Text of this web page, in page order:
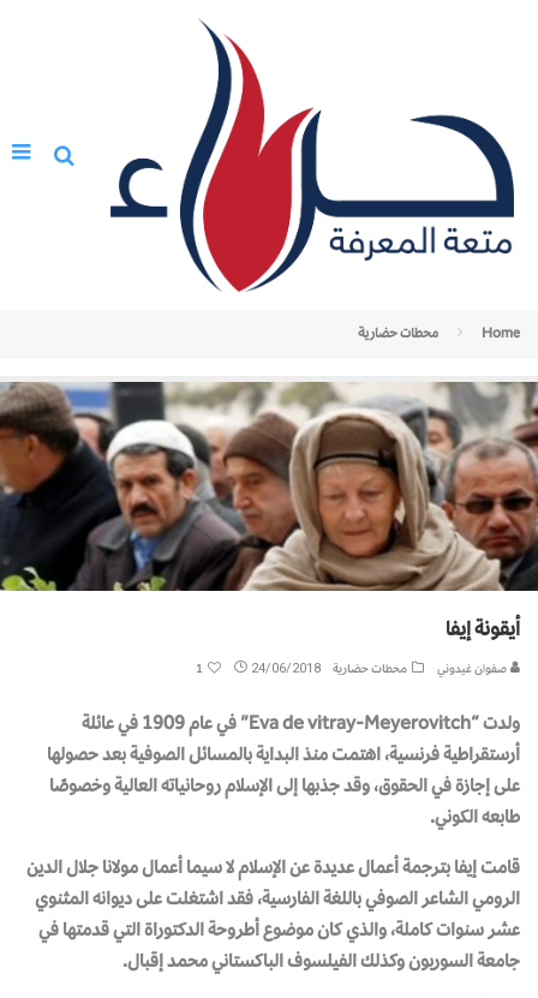
Home محطات حضارية
أيقونة إيفا
صفوان غيدوني محطات حضارية 24/06/2018
1
ولدت “Eva de vitray-Meyerovitch” في عام 1909 في عائلة
أرستقراطية فرنسية، اهتمت منذ البداية بالمسائل الصوفية بعد حصولها
على إجازة في الحقوق، وقد جذبها إلى الإسلام روحانياته العالية وخصوصًا
طابعه الكوني.
قامت إيفا بترجمة أعمال عديدة عن الإسلام لا سيما أعمال مولانا جلال الدين
الرومي الشاعر الصوفي باللغة الفارسية، فقد اشتغلت على ديوانه المثنوي
عشر سنوات كاملة، والذي كان موضوع أطروحة الدكتوراة التي قدمتها في
جامعة السوربون وكذلك الفيلسوف الباكستاني محمد إقبال.